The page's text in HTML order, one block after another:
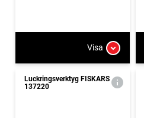
Visa
Luckringsverktyg FISKARS
137220